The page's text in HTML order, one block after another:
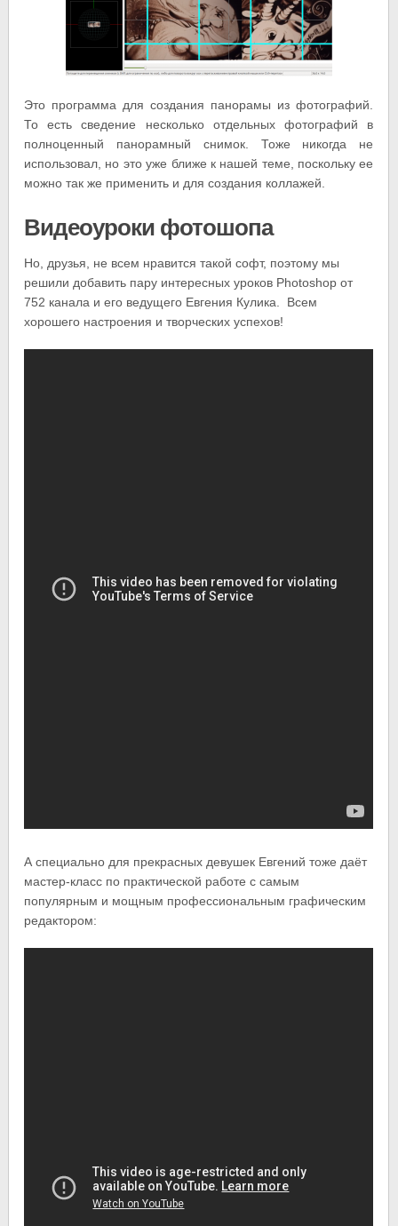
Это программа для создания панорамы из фотографий.
То есть сведение несколько отдельных фотографий в
полноценный панорамный снимок. Тоже никогда не
использовал, но это уже ближе к нашей теме, поскольку ее
можно так же применить и для создания коллажей.
Видеоуроки фотошопа
Но, друзья, не всем нравится такой софт, поэтому мы
решили добавить пару интересных уроков Photoshop от
752 канала и его ведущего Евгения Кулика. Всем
хорошего настроения и творческих успехов!
А специально для прекрасных девушек Евгений тоже даёт
мастер-класс по практической работе с самым
популярным и мощным профессиональным графическим
редактором: